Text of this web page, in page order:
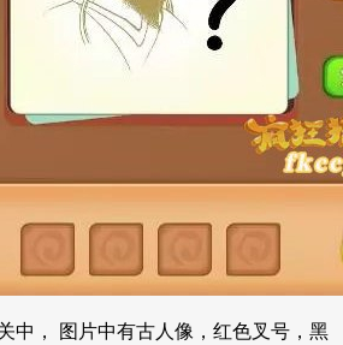
中， 图片中有古人像，红色叉号，黑